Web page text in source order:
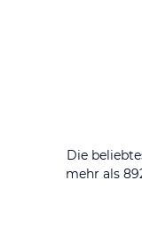
Die
mehr als